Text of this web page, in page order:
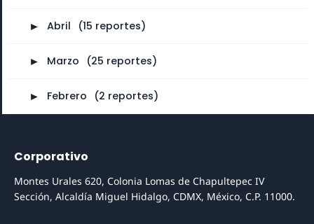
► Abril (15 reportes)
► Marzo (25 reportes)
► Febrero (2 reportes)
Corporativo
Montes Urales 620, Colonia Lomas de Chapultepec IV
Sección, Alcaldía Miguel Hidalgo, CDMX, México, C.P. 11000.